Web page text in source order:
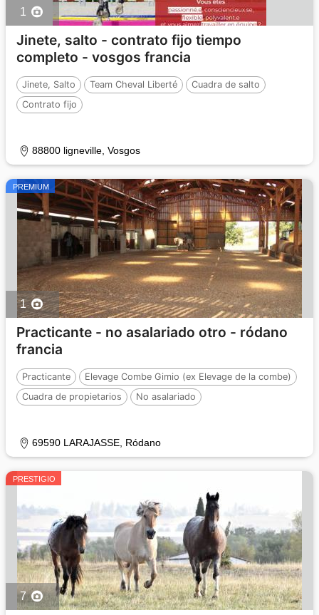
1
Jinete, salto - contrato fijo tiempo
completo - vosgos francia
Jinete, Salto Team Cheval Liberté
Cuadra de salto
Contrato fijo
88800 ligneville, Vosgos
PREMIUM
1
Practicante - no asalariado otro - ródano
francia
Practicante
Elevage Combe Gimio (ex Elevage de la combe)
Cuadra de propietarios
No asalariado
69590 LARAJASSE, Ródano
PRESTIGIO
7